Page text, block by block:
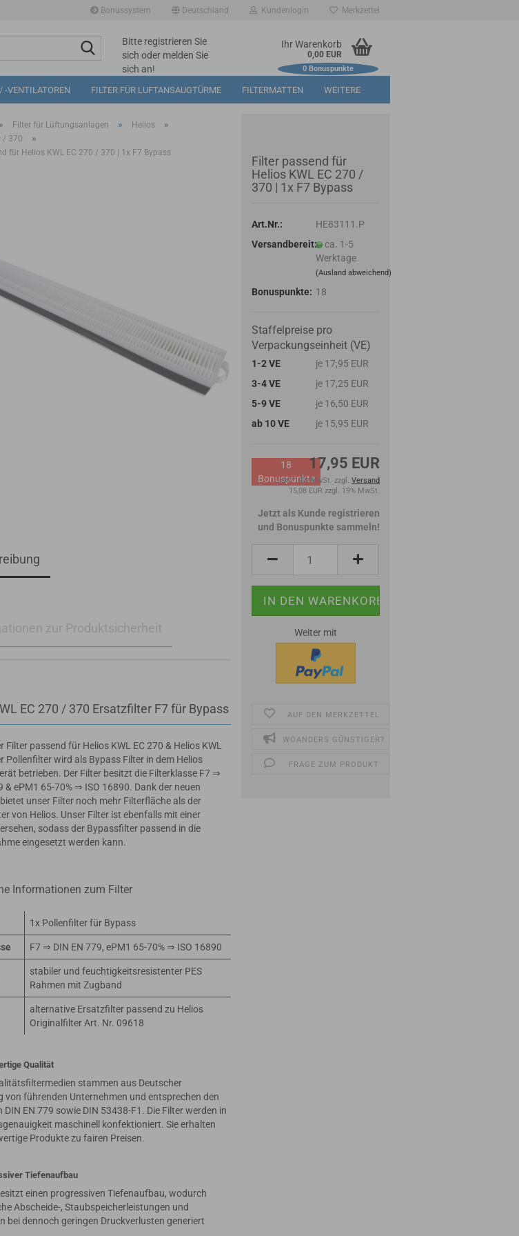
Bonussystem Deutschland Kundenlogin Merkzettel
Suche...Bitte registrieren Sie
sich oder melden Sie
sich an!
Mögliche
Bonuspunkte im
Ihr Warenkorb
0,00 EUR
0Bonuspunkte
-VENTILATOREN FILTER FÜR LUFTANSAUGTÜRME FILTERMATTEN WEITERE
» Filter für Lüftungsanlagen » Helios »
/ 370 »
für Helios KWL EC 270 / 370 | 1x F7 Bypass
Filter passend für
Helios KWL EC 270 /
370 | 1x F7 Bypass
Art.Nr.:
HE83111.P
Versandbereit:
ca. 1-5
Werktage
(Ausland abweichend)
Bonuspunkte: 18
Staffelpreise pro
Verpackungseinheit (VE)
1-2 VE
je 17,95 EUR
3-4 VE
je 17,25 EUR
5-9 VE
je 16,50 EUR
ab 10 VE
je 15,95 EUR
17,95 EUR
inkl. 19% MwSt. zzgl. Versand
15,08 EUR zzgl. 19% MwSt.
18
Bonuspunkte
Jetzt als Kunde registrieren
und Bonuspunkte sammeln!
Weiter mit
AUF DEN MERKZETTEL
WOANDERS GÜNSTIGER?
FRAGE ZUM PRODUKT
zur Produktsicherheit
EC 270 / 370 Ersatzfilter F7 für Bypass
Filter passend für Helios KWL EC 270 & Helios KWL
Pollenfilter wird als Bypass Filter in dem Helios
betrieben. Der Filter besitzt die Filterklasse F7 ⇒
& ePM1 65-70% ⇒ ISO 16890. Dank der neuen
unser Filter noch mehr Filterfläche als der
von Helios. Unser Filter ist ebenfalls mit einer
sodass der Bypassfilter passend in die
eingesetzt werden kann.
Informationen zum Filter
1x Pollenfilter für Bypass
F7 ⇒ DIN EN 779, ePM1 65-70% ⇒ ISO 16890
stabiler und feuchtigkeitsresistenter PES
Rahmen mit Zugband
alternative Ersatzfilter passend zu Helios
Originalfilter Art. Nr. 09618
Qualität
stammen aus Deutscher
von führenden Unternehmen und entsprechen den
DIN EN 779 sowie DIN 53438-F1. Die Filter werden in
maschinell konfektioniert. Sie erhalten
Produkte zu fairen Preisen.
Tiefenaufbau
einen progressiven Tiefenaufbau, wodurch
Abscheide-, Staubspeicherleistungen und
bei dennoch geringen Druckverlusten generiert